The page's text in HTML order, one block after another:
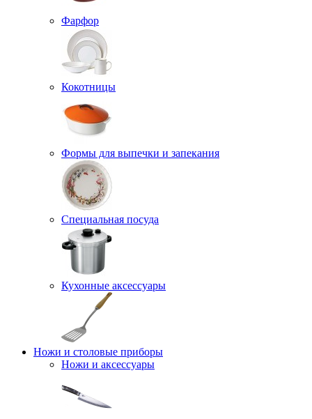
Фарфор
Кокотницы
Формы для выпечки и запекания
Специальная посуда
Кухонные аксессуары
Ножи и столовые приборы
Ножи и аксессуары